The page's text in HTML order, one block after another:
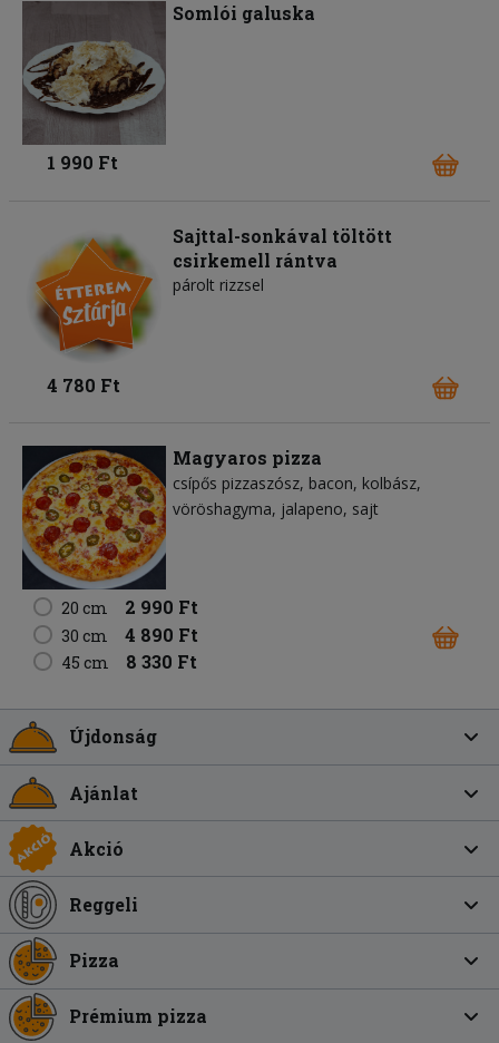
Somlói galuska
1 990 Ft
Sajttal-sonkával töltött
csirkemell rántva
párolt rizzsel
4 780 Ft
Magyaros pizza
csípős pizzaszósz bacon kolbász
vöröshagyma jalapeno sajt
20 cm 2 990 Ft
30 cm 4 890 Ft
45 cm 8 330 Ft
Újdonság
Ajánlat
Akció
Reggeli
Pizza
Prémium pizza